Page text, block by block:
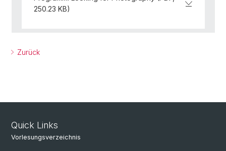
250.23 KB)
Zurück
Quick Links
Vorlesungsverzeichnis